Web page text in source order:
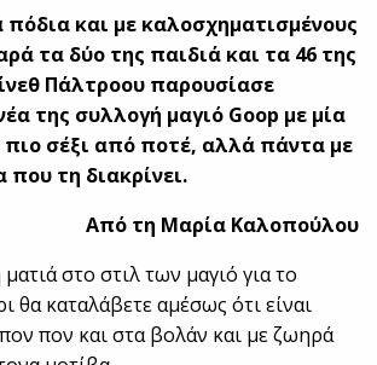
και με καλοσχηματισμένους
τα δύο της παιδιά και τα 46 της
Πάλτροου παρουσίασε
της συλλογή μαγιό Goop με μία
πιο σέξι από ποτέ, αλλά πάντα με
τη διακρίνει.
Από τη Μαρία Καλοπούλου
στο στιλ των μαγιό για το
θα καταλάβετε αμέσως ότι είναι
πον και στα βολάν και με ζωηρά